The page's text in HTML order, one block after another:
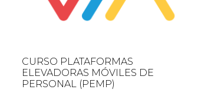
CURSO PLATAFORMAS
ELEVADORAS MÓVILES DE
PERSONAL (PEMP)